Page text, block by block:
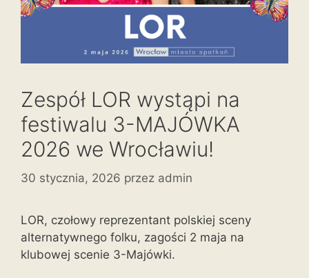
Zespół LOR wystąpi na
festiwalu 3-MAJÓWKA
2026 we Wrocławiu!
30 stycznia, 2026 przez admin
LOR, czołowy reprezentant polskiej sceny
alternatywnego folku, zagości 2 maja na
klubowej scenie 3-Majówki.